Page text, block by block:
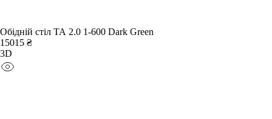
Обідній стіл TA 2.0 1-600 Dark Green
15015 ₴
3D